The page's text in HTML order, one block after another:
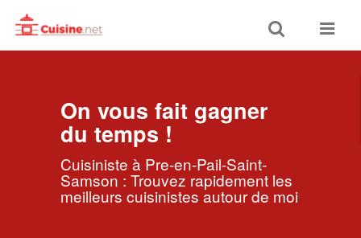
Toggle
search
Toggle
On vous fait gagner
du temps !
Cuisiniste à Pre-en-Pail-Saint-
Samson : Trouvez rapidement les
meilleurs cuisinistes autour de moi